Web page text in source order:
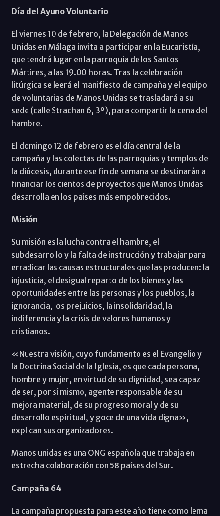
Día del Ayuno Voluntario
El viernes 10 de febrero, la Delegación de Manos
Unidas en Málaga invita a participar en la Eucaristía,
que tendrá lugar en la parroquia de los Santos
Mártires, a las 19.00 horas. Tras la celebración
litúrgica se leerá el manifiesto de campaña y el equipo
de voluntarias de Manos Unidas se trasladará a su
sede (calle Strachan 6, 3º), para compartir la cena del
hambre.
El domingo 12 de febrero es el día central de la
campaña y las colectas de las parroquias y templos de
la diócesis, durante ese fin de semana se destinarán a
financiar los cientos de proyectos que Manos Unidas
desarrolla en los países más empobrecidos.
Misión
Su misión es la lucha contra el hambre, el
subdesarrollo y la falta de instrucción y trabajar para
erradicar las causas estructurales que las producen: la
injusticia, el desigual reparto de los bienes y las
oportunidades entre las personas y los pueblos, la
ignorancia, los prejuicios, la insolidaridad, la
indiferencia y la crisis de valores humanos y
cristianos.
«Nuestra visión, cuyo fundamento es el Evangelio y
la Doctrina Social de la Iglesia, es que cada persona,
hombre y mujer, en virtud de su dignidad, sea capaz
de ser, por sí mismo, agente responsable de su
mejora material, de su progreso moral y de su
desarrollo espiritual, y goce de una vida digna»,
explican sus organizadores.
Manos unidas es una ONG española que trabaja en
estrecha colaboración con 58 países del Sur.
Campaña 64
La campaña propuesta para este año tiene como lema